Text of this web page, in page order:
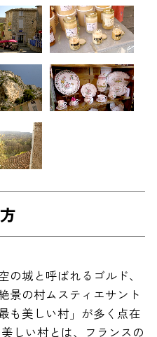
城と呼ばれるゴルド、
景の村ムスティエサント
も美しい村」が多く点在
しい村とは、フランスの